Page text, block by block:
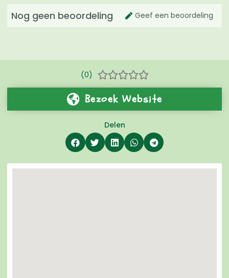
(0) 
Bezoek Website
Delen
Nog geen beoordeling Geef een beoordeling